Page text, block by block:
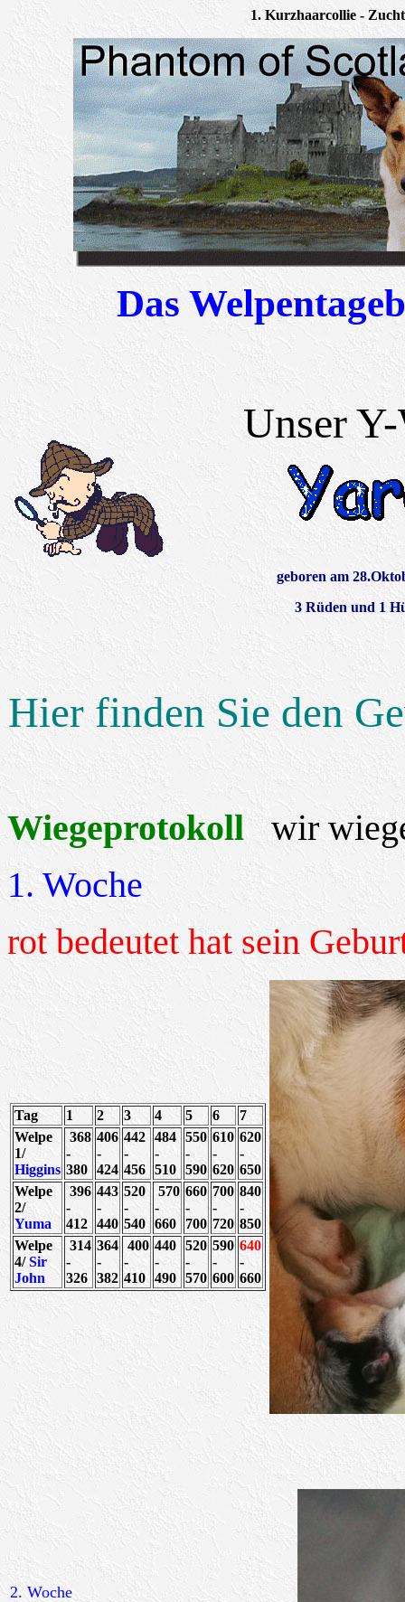
1. Kurzhaarcollie -
Das
Unser
geboren am
3 Rüden und 1
Hier finden Sie den
Wiegeprotokoll wir
1. Woche
rot bedeutet hat sein
Tag 1 2 3 4 5 6
7
Welpe
1/
Higgins
368
-
380
406
-
424
442
-
456
484
-
510
550
-
590
610
-
620
620
-
650
Welpe
2/
Yuma
396
-
412
443
-
440
520
-
540
570
-
660
660
-
700
700
-
720
840
-
850
Welpe
4/Sir
John
314
-
326
364
-
382
400
-
410
440
-
490
520
-
570
590
-
600
640
-
660
2. Woche